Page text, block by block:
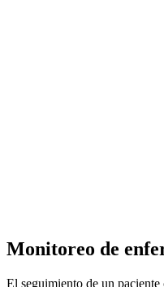
Monitoreo de
El seguimiento de un